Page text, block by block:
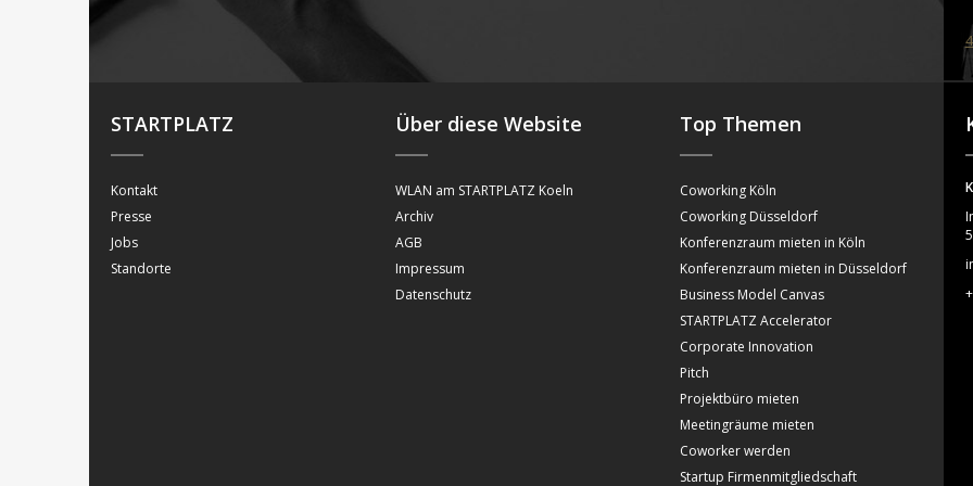
STARTPLATZ
Kontakt
Presse
Jobs
Standorte
Über diese Website
WLAN am STARTPLATZ Koeln
Archiv
AGB
Impressum
Datenschutz
Top Themen
Coworking Köln
Coworking Düsseldorf
Konferenzraum mieten in Köln
Konferenzraum mieten in Düsseldorf
Business Model Canvas
STARTPLATZ Accelerator
Corporate Innovation
Pitch
Projektbüro mieten
Meetingräume mieten
Coworker werden
Startup Firmenmitgliedschaft